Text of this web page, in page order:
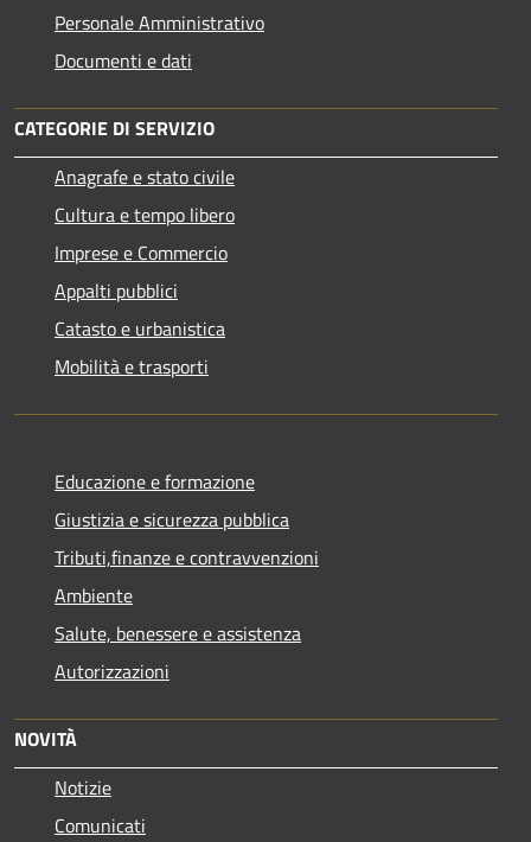
Personale Amministrativo
Documenti e dati
CATEGORIE DI SERVIZIO
Anagrafe e stato civile
Cultura e tempo libero
Imprese e Commercio
Appalti pubblici
Catasto e urbanistica
Mobilità e trasporti
Educazione e formazione
Giustizia e sicurezza pubblica
Tributi,finanze e contravvenzioni
Ambiente
Salute, benessere e assistenza
Autorizzazioni
NOVITÀ
Notizie
Comunicati